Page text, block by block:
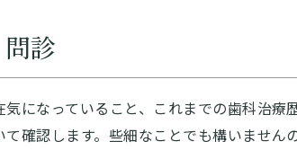
診
気になっていること、これまでの歯科治
確認します。些細なことでも構いません